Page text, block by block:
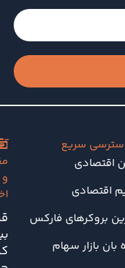
سریع
اقتصادی
اقتصادی
بروکرهای فارکس
بان بازار سهام
و